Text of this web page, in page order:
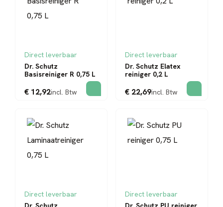
Direct leverbaar
Dr. Schutz
Basisreiniger R 0,75 L
€ 12,92incl. Btw
Direct leverbaar
Dr. Schutz Elatex
reiniger 0,2 L
€ 22,69incl. Btw
Direct leverbaar
Direct leverbaar